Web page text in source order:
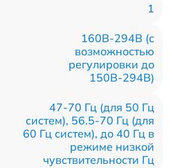
1
160В-294В (с
возможностью
регулировки до
150В-294В)
47-70 Гц (для 50 Гц
систем), 56.5-70 Гц (для
60 Гц систем), до 40 Гц в
режиме низкой
чувствительности Гц